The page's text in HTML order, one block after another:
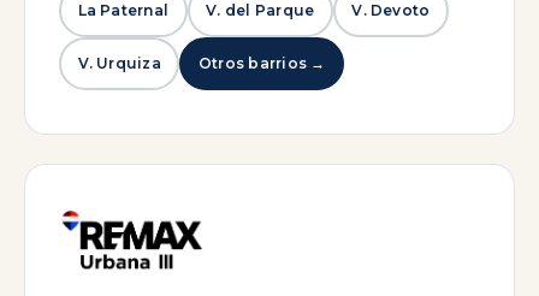
La Paternal V. del Parque V. Devoto
V. Urquiza Otros barrios →